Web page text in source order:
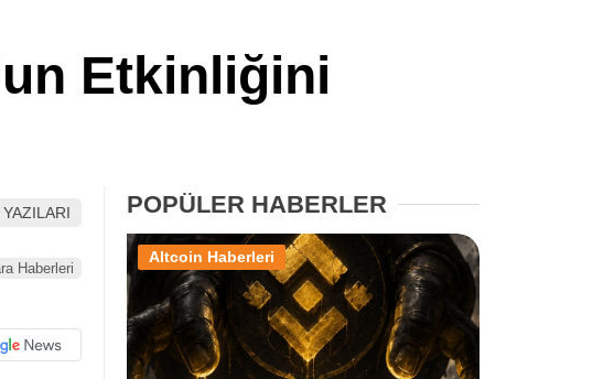
XRP Haberleri
Memecoin Haberleri
Stablecoin Haberleri
Etkinliğini
Haberleri
POPÜLER HABERLER
Altcoin Haberleri